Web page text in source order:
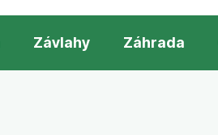
Závlahy Záhrada